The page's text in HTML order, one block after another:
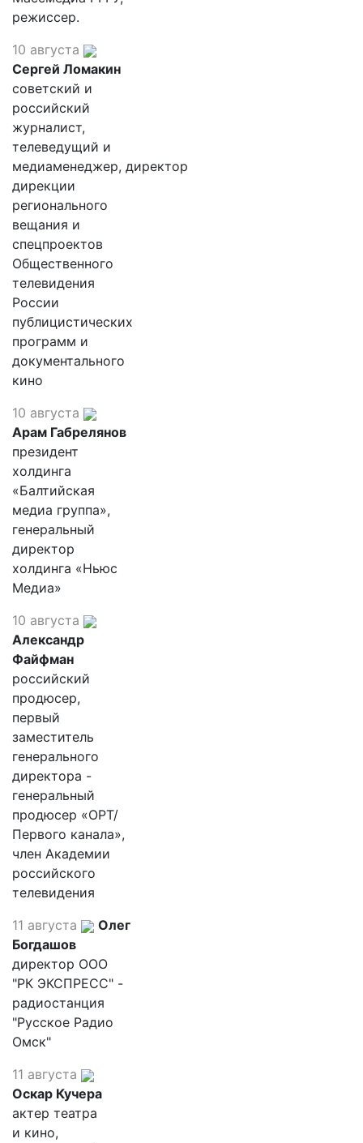
режиссер.
10 августа
Сергей Ломакин
советский и
российский
журналист,
телеведущий и
медиаменеджер, директор
дирекции
регионального
вещания и
спецпроектов
Общественного
телевидения
России
публицистических
программ и
документального
кино
10 августа
Арам Габрелянов
президент
холдинга
«Балтийская
медиа группа»,
генеральный
директор
холдинга «Ньюс
Медиа»
10 августа
Александр
Файфман
российский
продюсер,
первый
заместитель
генерального
директора -
генеральный
продюсер «ОРТ/
Первого канала»,
член Академии
российского
телевидения
11 августа
Олег
Богдашов
директор ООО
"РК ЭКСПРЕСС" -
радиостанция
"Русское Радио
Омск"
11 августа
Оскар Кучера
актер театра
и кино,